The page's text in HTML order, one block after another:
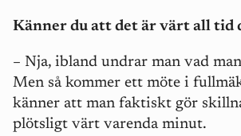
Känner du att det är värt all tid
– Nja, ibland undrar man vad
Men så kommer ett möte i
känner att man faktiskt gör
plötsligt värt varenda minut.